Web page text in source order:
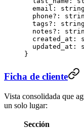
  email
: string
  phone
?:
  tags
?: string
  notes
?:
  created_at
:
  updated_at
:
}
Ficha de cliente
Vista consolidada que
un solo lugar:
Sección